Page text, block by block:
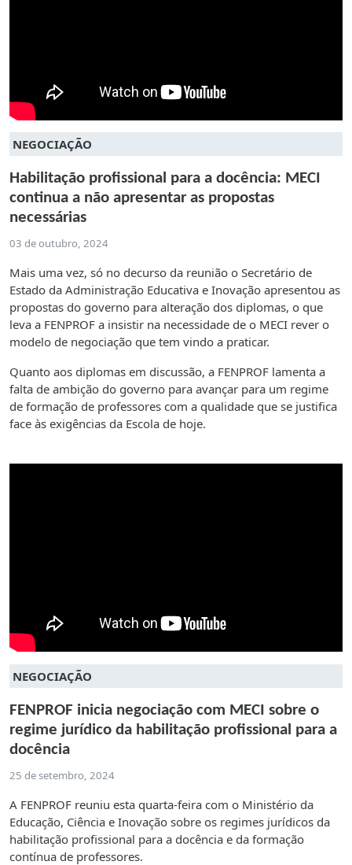
NEGOCIAÇÃO
Habilitação profissional para a docência: MECI
continua a não apresentar as propostas
necessárias
03 de outubro, 2024
Mais uma vez, só no decurso da reunião o Secretário de
Estado da Administração Educativa e Inovação apresentou as
propostas do governo para alteração dos diplomas, o que
leva a FENPROF a insistir na necessidade de o MECI rever o
modelo de negociação que tem vindo a praticar.
Quanto aos diplomas em discussão, a FENPROF lamenta a
falta de ambição do governo para avançar para um regime
de formação de professores com a qualidade que se justifica
face às exigências da Escola de hoje.
NEGOCIAÇÃO
FENPROF inicia negociação com MECI sobre o
regime jurídico da habilitação profissional para a
docência
25 de setembro, 2024
A FENPROF reuniu esta quarta-feira com o Ministério da
Educação, Ciência e Inovação sobre os regimes jurídicos da
habilitação profissional para a docência e da formação
contínua de professores.